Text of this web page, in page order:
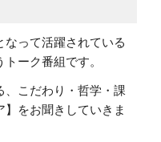
って活躍されている
ーク番組です。
、こだわり・哲学・課
をお聞きしていきま